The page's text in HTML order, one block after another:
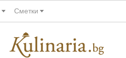
Сметки